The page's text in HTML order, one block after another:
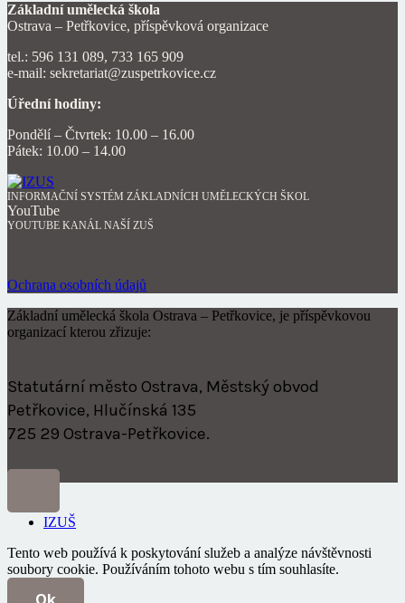
Základní umělecká škola
Ostrava – Petřkovice, příspěvková organizace
tel.: 596 131 089, 733 165 909
e-mail: sekretariat@zuspetrkovice.cz
Úřední hodiny:
Pondělí – Čtvrtek: 10.00 – 16.00
Pátek: 10.00 – 14.00
INFORMAČNÍ SYSTÉM ZÁKLADNÍCH UMĚLECKÝCH ŠKOL
YouTube
YOUTUBE KANÁL NAŠÍ ZUŠ
Ochrana osobních údajů
Základní umělecká škola Ostrava – Petřkovice, je příspěvkovou
organizací kterou zřizuje:
Statutární město Ostrava, Městský obvod
Petřkovice, Hlučínská 135
725 29 Ostrava-Petřkovice.
IZUŠ
Tento web používá k poskytování služeb a analýze návštěvnosti
soubory cookie. Používáním tohoto webu s tím souhlasíte.